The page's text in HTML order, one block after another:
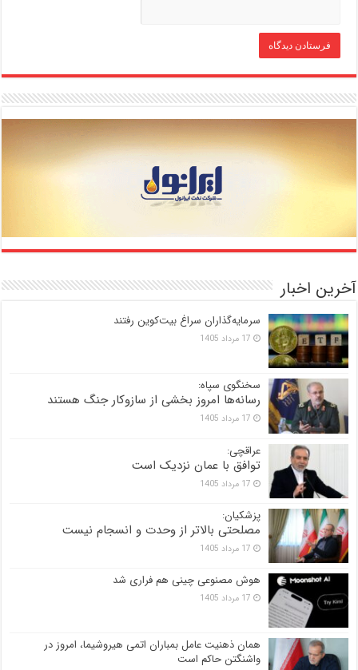
آخرین اخبار
سرمایه‌گذاران سراغ بیت‌کوین رفتند
17 مرداد 1405
سخنگوی سپاه:
رسانه‌ها امروز بخشی از سازوکار جنگ هستند
17 مرداد 1405
عراقچی:
توافق با عمان نزدیک است
17 مرداد 1405
پزشکیان:
مصلحتی بالاتر از وحدت و انسجام نیست
17 مرداد 1405
هوش مصنوعی چینی هم فراری شد
17 مرداد 1405
همان ذهنیت عامل بمباران اتمی هیروشیما، امروز در
واشنگتن حاکم است